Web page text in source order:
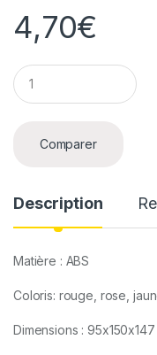
4,70€
Q
u
a
Comparer
Description
Matière : ABS
Coloris: rouge, rose,
Dimensions : 95x150x147